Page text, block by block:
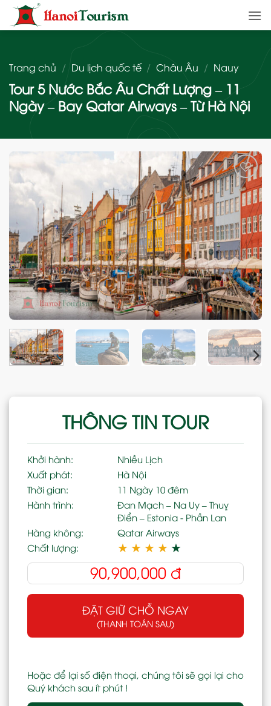
qua
nội
Trang chủ / Du lịch quốc tế / Châu Âu / Nauy
Tour 5 Nước Bắc Âu Chất Lượng – 11
Ngày – Bay Qatar Airways – Từ Hà Nội
Add
to
wishlist
THÔNG TIN TOUR
Khởi hành:
Nhiều Lịch
Xuất phát:
Hà Nội
Thời gian:
11 Ngày 10 đêm
Hành trình:
Đan Mạch – Na Uy – Thuỵ
Điển – Estonia - Phần Lan
Hàng không:
Qatar Airways
Chất lượng:
★ ★ ★ ★ ★
90,900,000 đ
ĐẶT GIỮ CHỖ NGAY
(THANH TOÁN SAU)
Hoặc để lại số điện thoại, chúng tôi sẽ gọi lại cho
Quý khách sau ít phút !